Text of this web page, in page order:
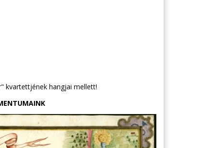
kvartettjének hangjai mellett!